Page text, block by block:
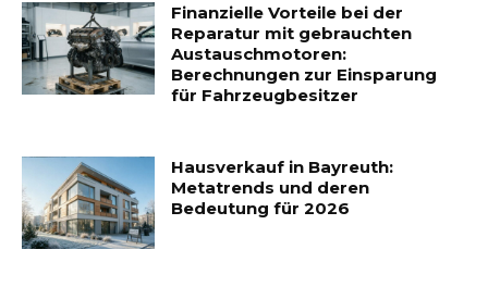
Finanzielle Vorteile bei der
Reparatur mit gebrauchten
Austauschmotoren:
Berechnungen zur Einsparung
für Fahrzeugbesitzer
Hausverkauf in Bayreuth:
Metatrends und deren
Bedeutung für 2026